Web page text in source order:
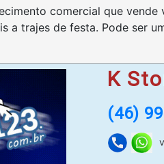
comercial que
a trajes de festa. Pode ser
K
(46)